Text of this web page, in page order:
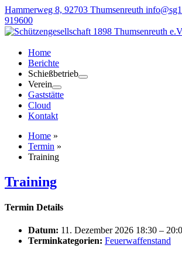
Hammerweg 8, 92703 Thumsenreuth
919600
Home
Berichte
Schießbetrieb
Verein
Gaststätte
Cloud
Kontakt
Home »
Termin »
Training
Training
Termin Details
Datum: 11. Dezember 2026 18:30 –
Terminkategorien: Feuerwaffenstand